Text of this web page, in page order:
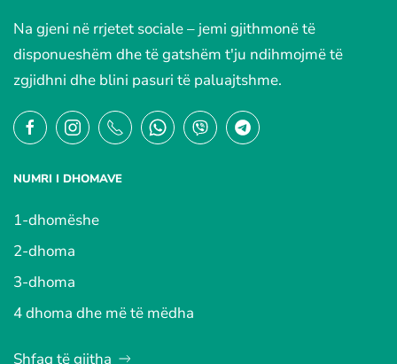
Na gjeni në rrjetet sociale – jemi gjithmonë të
disponueshëm dhe të gatshëm t'ju ndihmojmë të
zgjidhni dhe blini pasuri të paluajtshme.
NUMRI I DHOMAVE
1-dhomëshe
2-dhoma
3-dhoma
4 dhoma dhe më të mëdha
Shfaq të gjitha